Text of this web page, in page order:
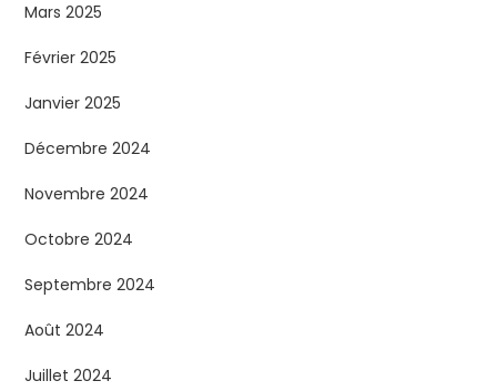
Mars 2025
Février 2025
Janvier 2025
Décembre 2024
Novembre 2024
Octobre 2024
Septembre 2024
Août 2024
Juillet 2024